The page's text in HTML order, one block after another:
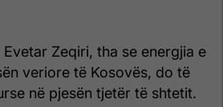
Evetar Zeqiri, tha se energjia e
veriore të Kosovës, do të
në pjesën tjetër të shtetit.